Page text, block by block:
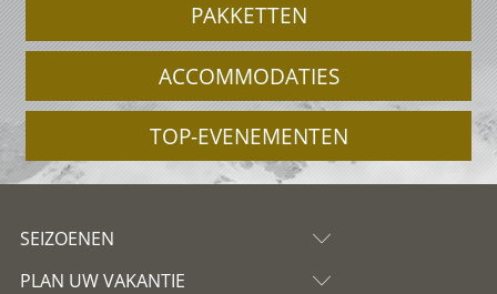
PAKKETTEN
ACCOMMODATIES
TOP-EVENEMENTEN
SEIZOENEN
PLAN UW VAKANTIE